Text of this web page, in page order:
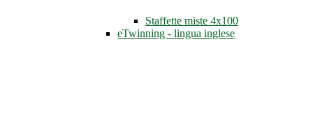
Staffette miste 4x100
eTwinning - lingua inglese